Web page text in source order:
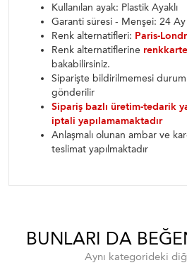
Kullanılan ayak: Plastik Ayaklı
Garanti süresi - Menşei: 24 Ay
Renk alternatifleri: Paris-
Renk alternatiflerine
bakabilirsiniz.
Siparişte bildirilmemesi
gönderilir
Sipariş bazlı üretim-tedarik
iptali yapılamamaktadır
Anlaşmalı olunan ambar ve
teslimat yapılmaktadır
BUNLARI DA
Aynı kategorideki